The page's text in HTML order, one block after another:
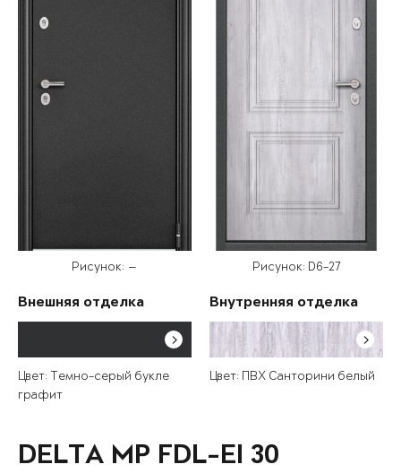
Рисунок: —
Внешняя отделка
Цвет: Темно-серый букле
графит
Рисунок: D6-27
Внутренняя отделка
Цвет: ПВХ Санторини белый
DELTA MP FDL-EI 30